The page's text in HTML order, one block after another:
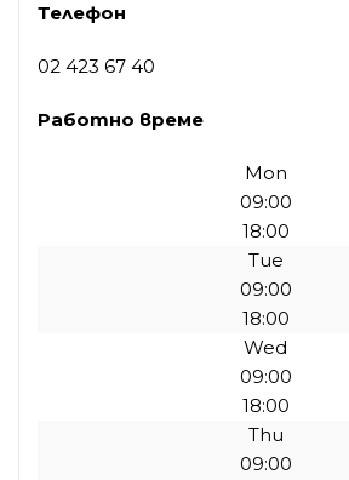
Телефон
02 423 67 40
Работно време
Mon
09:00
18:00
Tue
09:00
18:00
Wed
09:00
18:00
Thu
09:00